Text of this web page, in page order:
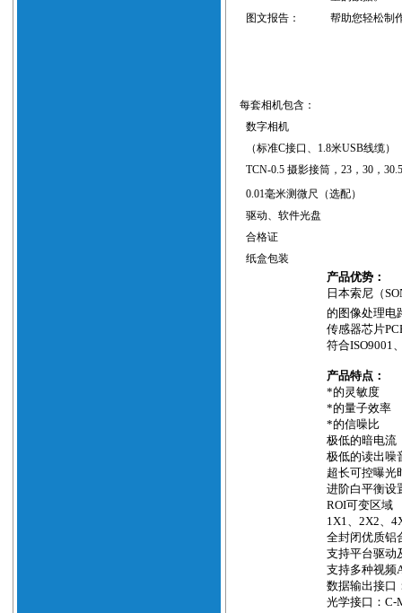
图文报告：
帮助您轻松制
每套相机包含：
数字相机
（标准C接口、 1.8米USB线缆）
TCN-0.5摄影接筒，23 ，30 ，
0.01毫米测微尺（选配）
驱动、软件光盘
合格证
纸盒包装
产品优势：
日本索尼（
的图像处理电
传感器芯片
符合ISO9001
产品特点：
*的灵敏度
*的量子效率
*的信噪比
极低的暗电流
极低的读出噪
超长可控曝光
进阶白平衡设
ROI可变区域
1X1、2X2、
全封闭优质铝
支持平台驱动
支持多种视频
数据输出接口
光学接口：C-